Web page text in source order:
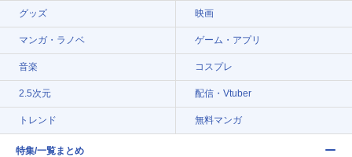
グッズ 映画
マンガ・ラノベ ゲーム・アプリ
音楽 コスプレ
2.5次元 配信・Vtuber
トレンド 無料マンガ
特集/一覧まとめ